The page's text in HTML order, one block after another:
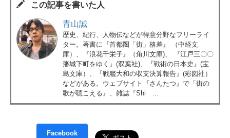
この記事を書いた人
青山誠
歴史、紀行、人物伝などが得意分野なフリーライ
ター。著書に『首都圏「街」格差』 （中経文
庫）、『浪花千栄子』（角川文庫)、 『江戸三〇〇
藩城下町をゆく』(双葉社)、『戦術の日本史』(宝
島文庫）、『戦艦大和の収支決算報告』(彩図社）
などがある。ウェブサイト『さんたつ』で「街の
歌が聴こえる』、雑誌『Shi ...
Facebook